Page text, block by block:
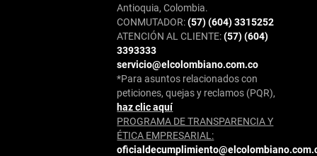
Antioquia, Colombia.
CONMUTADOR:(57) (604) 3315252
ATENCIÓN AL CLIENTE:(57) (604)
3393333
servicio@elcolombiano.com.co
*Para asuntos relacionados con
peticiones, quejas y reclamos (PQR),
haz clic aquí
PROGRAMA DE TRANSPARENCIA Y
ÉTICA EMPRESARIAL: